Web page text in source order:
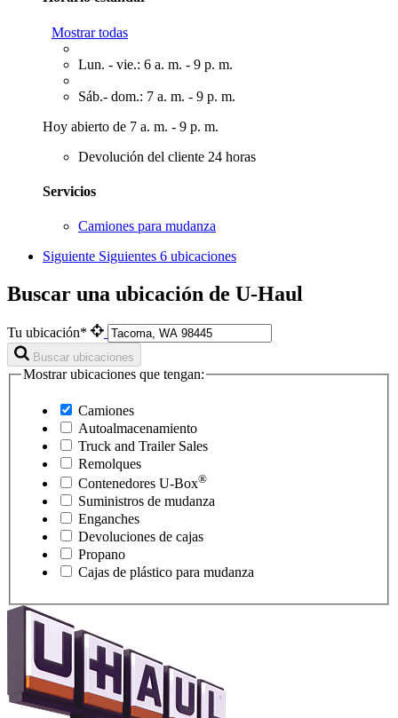
Mostrar todas
Lun. - vie.: 6 a. m. - 9 p. m.
Sáb.- dom.: 7 a. m. - 9 p. m.
Hoy abierto de 7 a. m. - 9 p. m.
Devolución del cliente 24 horas
Servicios
Camiones para mudanza
Siguiente Siguientes 6 ubicaciones
Buscar una ubicación de U-Haul
Tu ubicación*
Buscar ubicaciones
Mostrar ubicaciones que tengan:
Camiones
Autoalmacenamiento
Truck and Trailer Sales
Remolques
Contenedores U-Box®
Suministros de mudanza
Enganches
Devoluciones de cajas
Propano
Cajas de plástico para mudanza